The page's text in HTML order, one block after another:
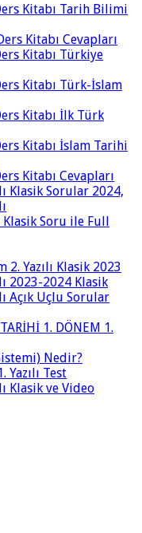
Kitabı Tarih Bilimi
Kitabı Cevapları
Kitabı Türkiye
Kitabı Türk-İslam
Kitabı İlk Türk
Kitabı İslam Tarihi
Kitabı Cevapları
Klasik Sorular 2024,
Klasik Soru ile Full
2. Yazılı Klasik 2023
2023-2024 Klasik
Açık Uçlu Sorular
1. DÖNEM 1.
Nedir?
Yazılı Test
Klasik ve Video